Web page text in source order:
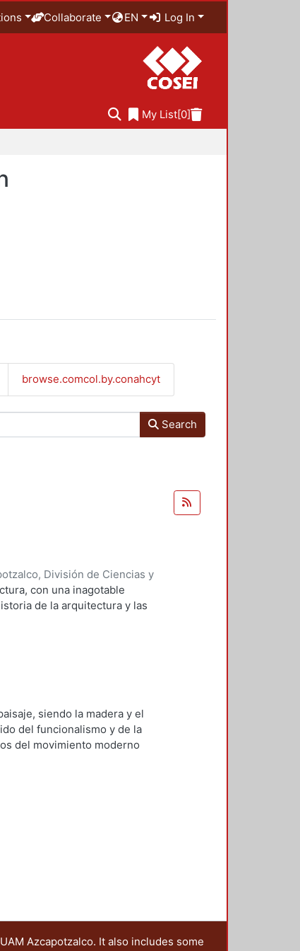
Collaborate EN Log In
My List[0]
browse.comcol.by.conahcyt
Search
División de Ciencias y
Diseño en el Tiempo.,2010
con una inagotable
de la arquitectura y las
siendo la madera y el
del funcionalismo y de la
del movimiento moderno
Azcapotzalco. It also includes some